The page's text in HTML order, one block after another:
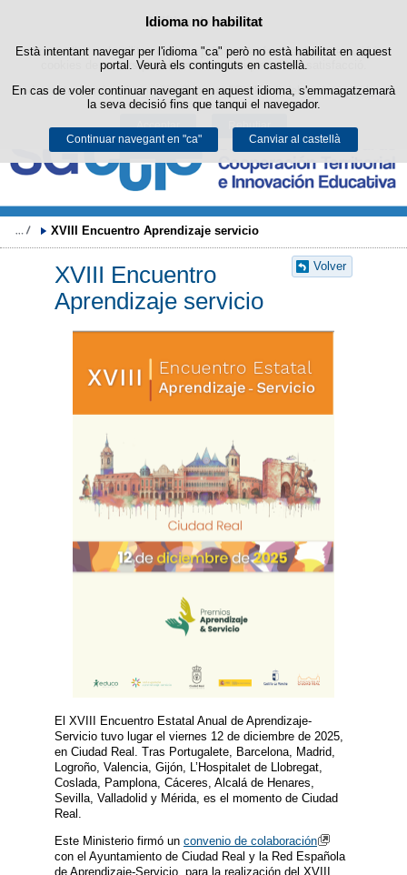
Política de cookies
Aquest lloc web utilitza cookies pròpies per facilitar la navegació i
cookies de tercers per obtenir estadístiques d'ús i satisfacció.
Podeu obtenir més informació a l'apartat "Cookies" del nostreavís legal.
Acceptar Rebutjar
Idioma no habilitat
Està intentant navegar per l'idioma "ca" però no està habilitat en aquest
portal. Veurà els continguts en castellà.
En cas de voler continuar navegant en aquest idioma, s'emmagatzemarà
la seva decisió fins que tanqui el navegador.
Continuar navegant en "ca" Canviar al castellà
Passar al contingut
XVIII Encuentro Aprendizaje servicio
Volver
XVIII Encuentro
Aprendizaje servicio
El XVIII Encuentro Estatal Anual de Aprendizaje-
Servicio tuvo lugar el viernes 12 de diciembre de 2025,
en Ciudad Real. Tras Portugalete, Barcelona, Madrid,
Logroño, Valencia, Gijón, L’Hospitalet de Llobregat,
Coslada, Pamplona, Cáceres, Alcalá de Henares,
Sevilla, Valladolid y Mérida, es el momento de Ciudad
Real.
Este Ministerio firmó un convenio de colaboración
con el Ayuntamiento de Ciudad Real y la Red Española
de Aprendizaje-Servicio, para la realización del XVIII